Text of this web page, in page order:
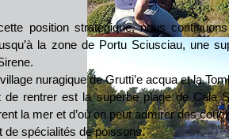
position stratégique, nous
la zone de Portu Sciusciau, une
nuragique de Grutti’e acqua et la
de rentrer est la superbe plage de Cala
la mer et d’où on peut admirer des
de spécialités de poissons.